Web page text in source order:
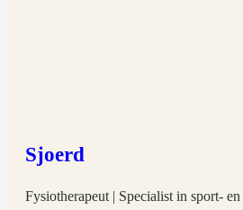
Sjoerd
Fysiotherapeut | Specialist in sport- en